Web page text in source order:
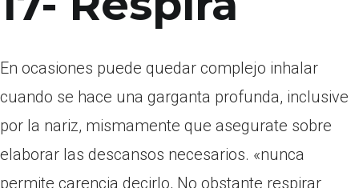
En ocasiones puede quedar complejo inhalar
cuando se hace una garganta profunda, inclusive
por la nariz, mismamente que asegurate sobre
elaborar las descansos necesarios. «nunca
permite carencia decirlo, No obstante respirar